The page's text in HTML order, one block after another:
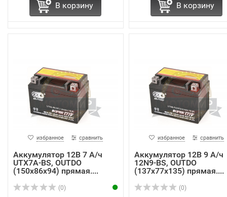
В корзину В корзину
избранное сравнить
Аккумулятор 12В 7 А/ч
UTX7A-BS, OUTDO
(150х86х94) прямая....
(0)
избранное сравнить
Аккумулятор 12В 9 А/ч
12N9-BS, OUTDO
(137х77х135) прямая....
(0)